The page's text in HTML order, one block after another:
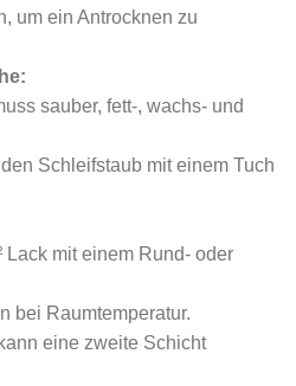
um ein Antrocknen zu
sauber, fett-, wachs- und
Schleifstaub mit einem Tuch
Lack mit einem Rund- oder
bei Raumtemperatur.
eine zweite Schicht